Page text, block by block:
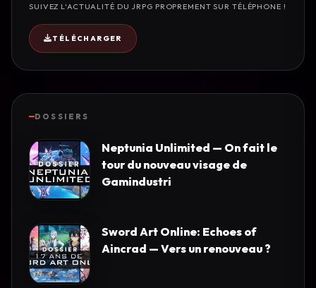
SUIVEZ L'ACTUALITÉ DU JRPG PROPREMENT SUR TÉLÉPHONE !
TÉLÉCHARGER
DOSSIERS
Neptunia Unlimited — On fait le
tour du nouveau visage de
Gamindustri
Sword Art Online: Echoes of
Aincrad — Vers un renouveau ?